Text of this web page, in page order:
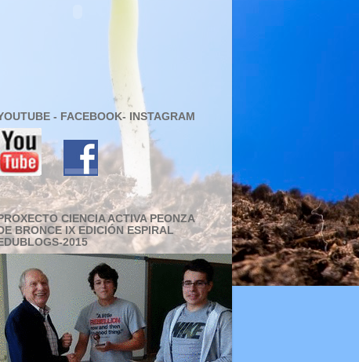
- FACEBOOK- INSTAGRAM
CIENCIA ACTIVA PEONZA
DE BRONCE IX EDICIÓN ESPIRAL
EDUBLOGS-2015